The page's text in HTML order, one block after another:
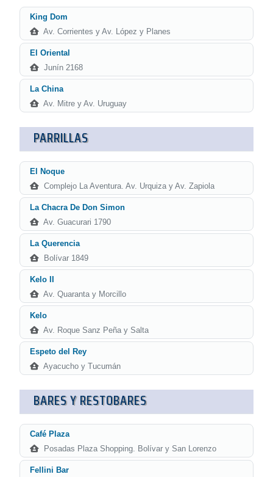
King Dom
Av. Corrientes y Av. López y Planes
El Oriental
Junín 2168
La China
Av. Mitre y Av. Uruguay
PARRILLAS
El Noque
Complejo La Aventura. Av. Urquiza y Av. Zapiola
La Chacra De Don Simon
Av. Guacurari 1790
La Querencia
Bolívar 1849
Kelo II
Av. Quaranta y Morcillo
Kelo
Av. Roque Sanz Peña y Salta
Espeto del Rey
Ayacucho y Tucumán
BARES Y RESTOBARES
Café Plaza
Posadas Plaza Shopping. Bolívar y San Lorenzo
Fellini Bar